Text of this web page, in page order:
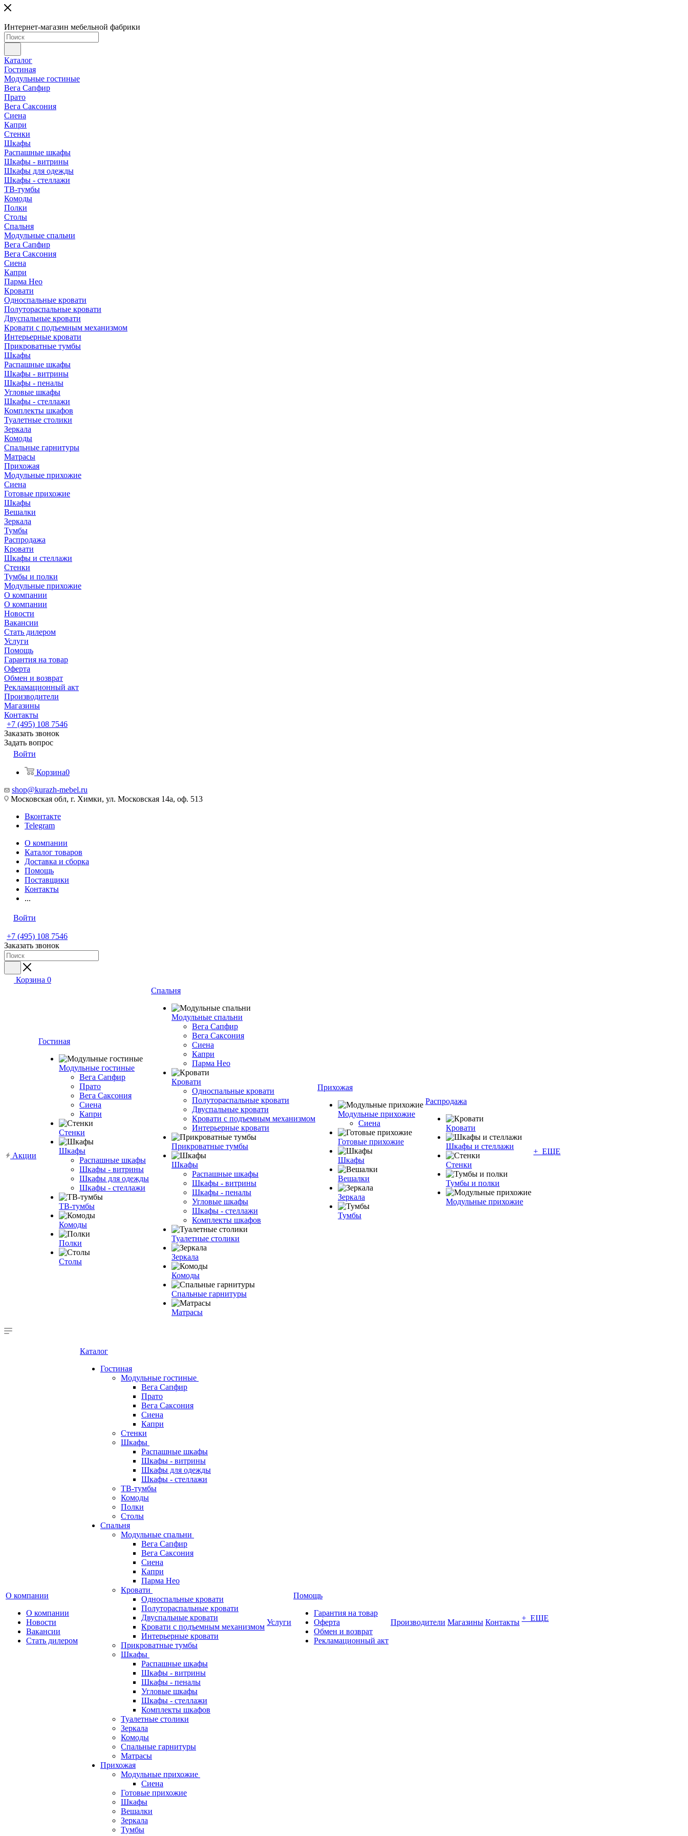
Интернет-магазин мебельной фабрики
Каталог
Гостиная
Модульные гостиные
Вега Сапфир
Прато
Вега Саксония
Сиена
Капри
Стенки
Шкафы
Распашные шкафы
Шкафы - витрины
Шкафы для одежды
Шкафы - стеллажи
ТВ-тумбы
Комоды
Полки
Столы
Спальня
Модульные спальни
Вега Сапфир
Вега Саксония
Сиена
Капри
Парма Нео
Кровати
Односпальные кровати
Полутораспальные кровати
Двуспальные кровати
Кровати с подъемным механизмом
Интерьерные кровати
Прикроватные тумбы
Шкафы
Распашные шкафы
Шкафы - витрины
Шкафы - пеналы
Угловые шкафы
Шкафы - стеллажи
Комплекты шкафов
Туалетные столики
Зеркала
Комоды
Спальные гарнитуры
Матрасы
Прихожая
Модульные прихожие
Сиена
Готовые прихожие
Шкафы
Вешалки
Зеркала
Тумбы
Распродажа
Кровати
Шкафы и стеллажи
Стенки
Тумбы и полки
Модульные прихожие
О компании
О компании
Новости
Вакансии
Стать дилером
Услуги
Помощь
Гарантия на товар
Оферта
Обмен и возврат
Рекламационный акт
Производители
Магазины
Контакты
+7 (495) 108 7546
Заказать звонок
Задать вопрос
Войти
Корзина0
shop@kurazh-mebel.ru
Московская обл, г. Химки, ул. Московская 14а, оф. 513
Вконтакте
Telegram
О компании
Каталог товаров
Доставка и сборка
Помощь
Поставщики
Контакты
...
Войти
+7 (495) 108 7546
Заказать звонок
Корзина 0
Акции
Гостиная
Модульные гостиные
Вега Сапфир
Прато
Вега Саксония
Сиена
Капри
Стенки
Шкафы
Распашные шкафы
Шкафы - витрины
Шкафы для одежды
Шкафы - стеллажи
ТВ-тумбы
Комоды
Полки
Столы
Спальня
Модульные спальни
Вега Сапфир
Вега Саксония
Сиена
Капри
Парма Нео
Кровати
Односпальные кровати
Полутораспальные кровати
Двуспальные кровати
Кровати с подъемным механизмом
Интерьерные кровати
Прикроватные тумбы
Шкафы
Распашные шкафы
Шкафы - витрины
Шкафы - пеналы
Угловые шкафы
Шкафы - стеллажи
Комплекты шкафов
Туалетные столики
Зеркала
Комоды
Спальные гарнитуры
Матрасы
Прихожая
Модульные прихожие
Сиена
Готовые прихожие
Шкафы
Вешалки
Зеркала
Тумбы
Распродажа
Кровати
Шкафы и стеллажи
Стенки
Тумбы и полки
Модульные прихожие
+ ЕЩЕ
О компании
О компании
Новости
Вакансии
Стать дилером
Каталог
Гостиная
Модульные гостиные
Вега Сапфир
Прато
Вега Саксония
Сиена
Капри
Стенки
Шкафы
Распашные шкафы
Шкафы - витрины
Шкафы для одежды
Шкафы - стеллажи
ТВ-тумбы
Комоды
Полки
Столы
Спальня
Модульные спальни
Вега Сапфир
Вега Саксония
Сиена
Капри
Парма Нео
Кровати
Односпальные кровати
Полутораспальные кровати
Двуспальные кровати
Кровати с подъемным механизмом
Интерьерные кровати
Прикроватные тумбы
Шкафы
Распашные шкафы
Шкафы - витрины
Шкафы - пеналы
Угловые шкафы
Шкафы - стеллажи
Комплекты шкафов
Туалетные столики
Зеркала
Комоды
Спальные гарнитуры
Матрасы
Прихожая
Модульные прихожие
Сиена
Готовые прихожие
Шкафы
Вешалки
Зеркала
Тумбы
Услуги
Помощь
Гарантия на товар
Оферта
Обмен и возврат
Рекламационный акт
Производители Магазины Контакты + ЕЩЕ